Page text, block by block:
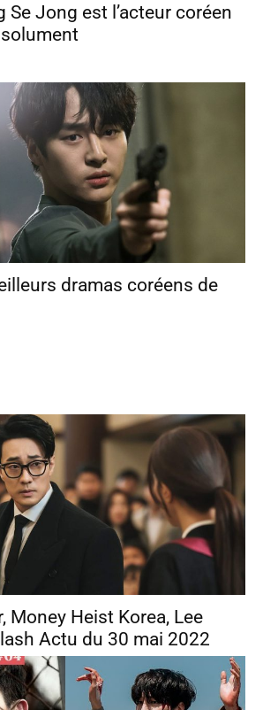
Se Jong est l’acteur coréen
dramas coréens de
Money Heist Korea, Lee
Actu du 30 mai 2022